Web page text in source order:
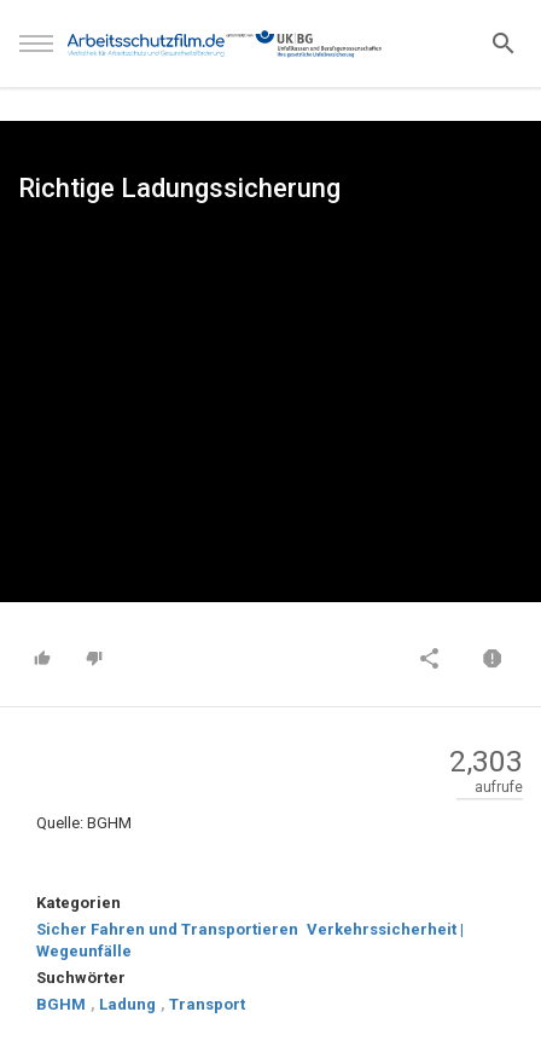
Richtige Ladungssicherung
2,303
aufrufe
Quelle: BGHM
Kategorien
Sicher Fahren und Transportieren Verkehrssicherheit |
Wegeunfälle
Suchwörter
BGHM , Ladung , Transport